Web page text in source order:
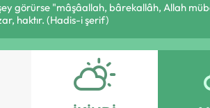
görürse "mâşâallah, bârekallâh, Allah
haktır. (Hadis-i şerif)